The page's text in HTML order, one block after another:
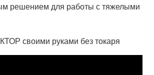
решением для работы с тяжелыми
своими руками без токаря